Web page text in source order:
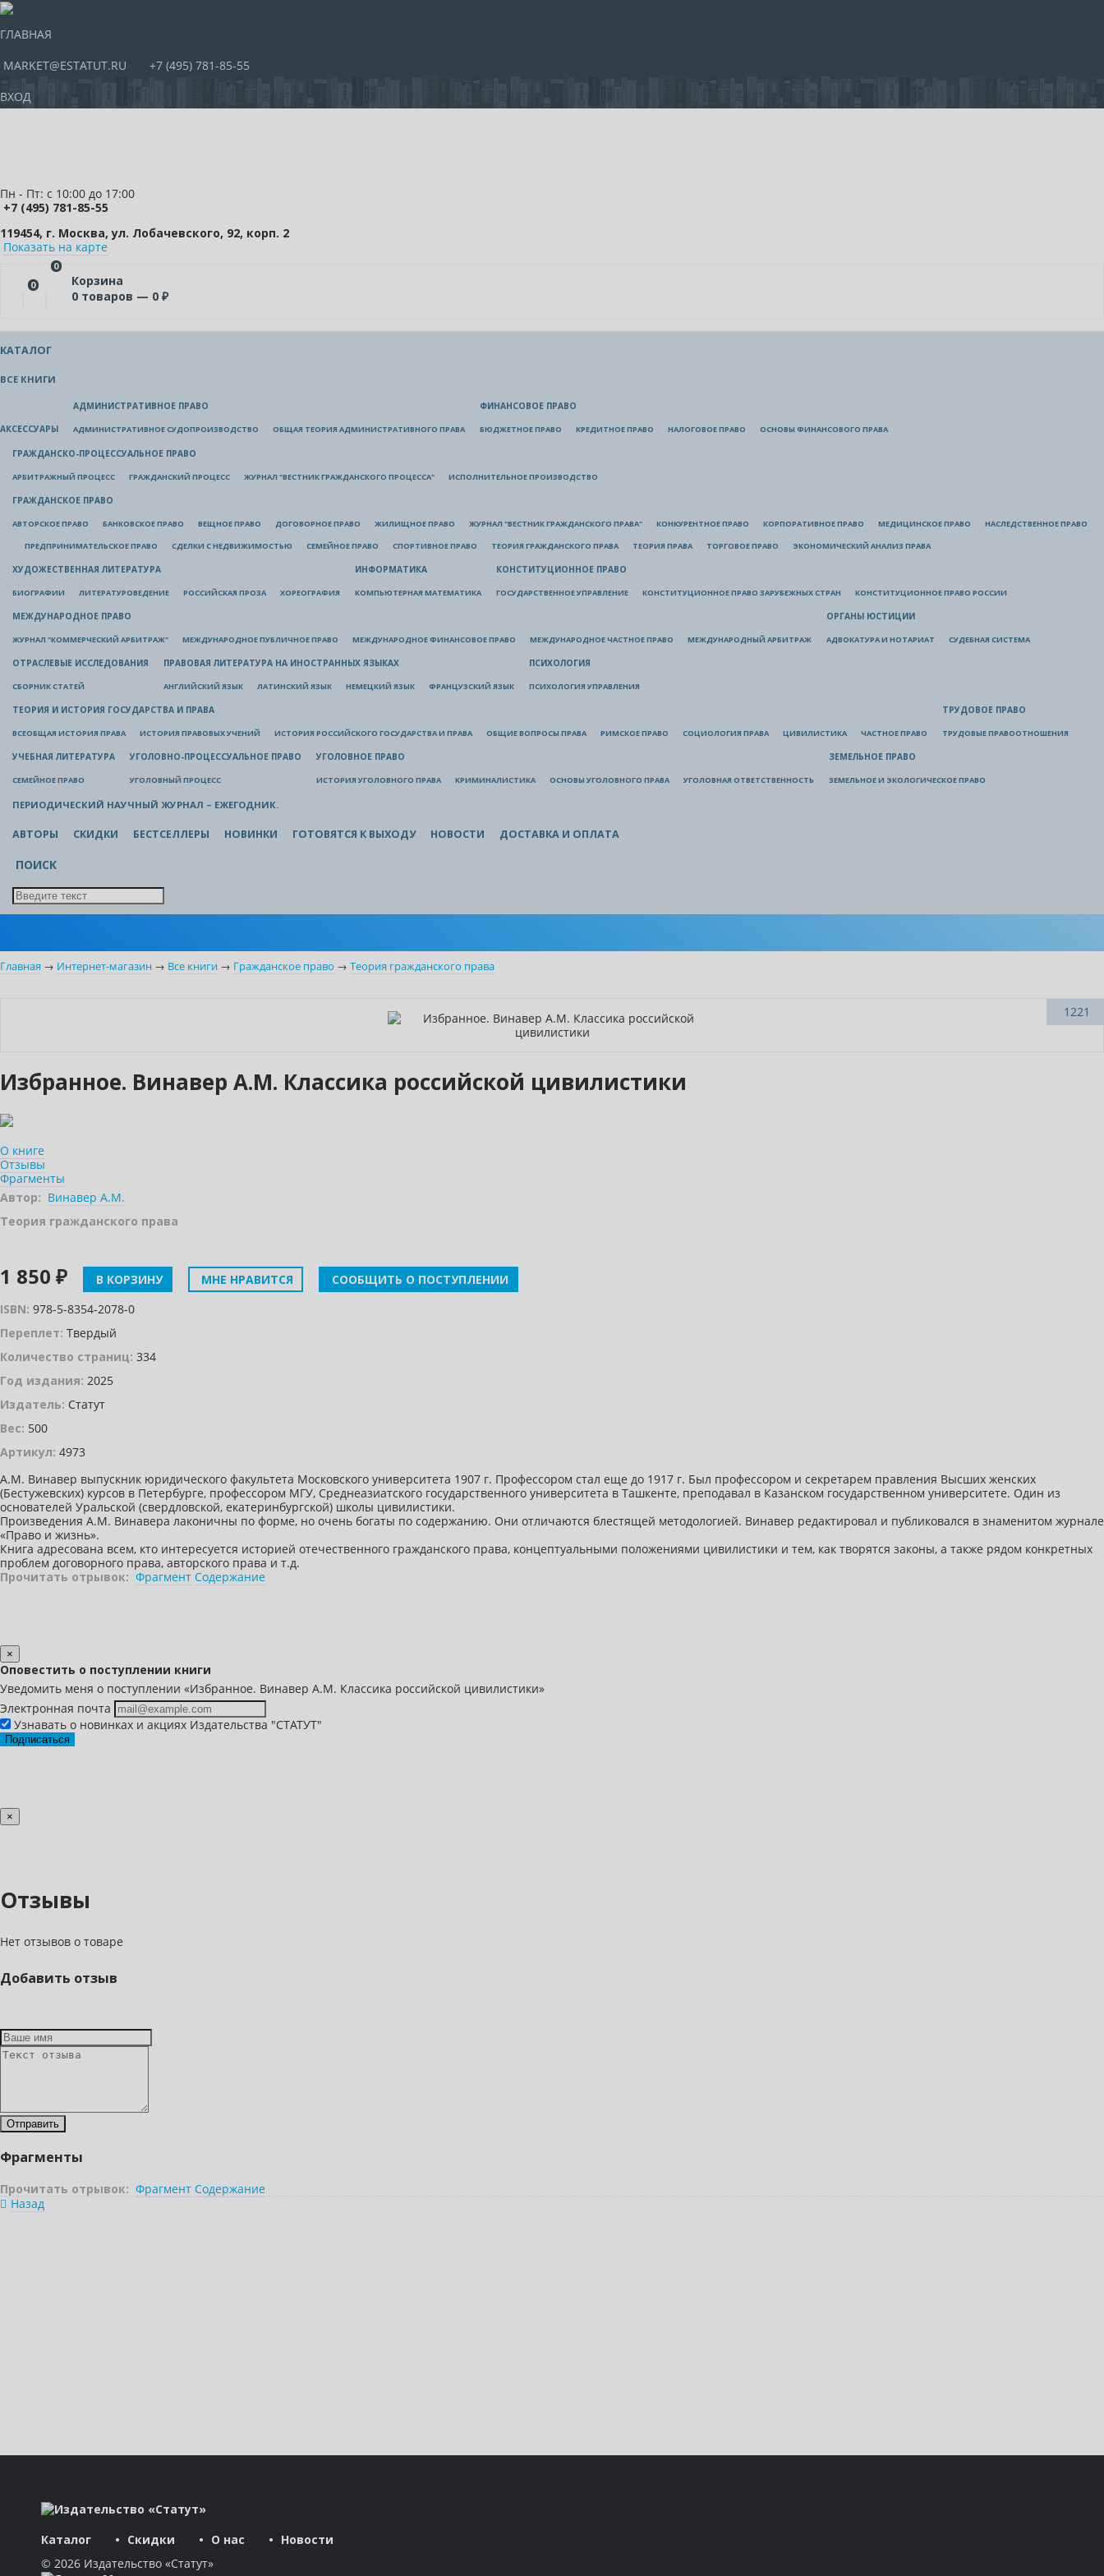
ГЛАВНАЯ
MARKET@ESTATUT.RU
+7 (495) 781-85-55
ВХОД
Пн - Пт: с 10:00 до 17:00
+7 (495) 781-85-55
119454, г. Москва, ул. Лобачевского, 92, корп. 2
Показать на карте
0
0
Корзина
0 товаров — 0 ₽
КАТАЛОГ
ВСЕ КНИГИ
АКСЕССУАРЫ
АДМИНИСТРАТИВНОЕ ПРАВО
АДМИНИСТРАТИВНОЕ СУДОПРОИЗВОДСТВО ОБЩАЯ ТЕОРИЯ АДМИНИСТРАТИВНОГО ПРАВА
ФИНАНСОВОЕ ПРАВО
БЮДЖЕТНОЕ ПРАВО КРЕДИТНОЕ ПРАВО НАЛОГОВОЕ ПРАВО ОСНОВЫ ФИНАНСОВОГО ПРАВА
ГРАЖДАНСКО-ПРОЦЕССУАЛЬНОЕ ПРАВО
АРБИТРАЖНЫЙ ПРОЦЕСС ГРАЖДАНСКИЙ ПРОЦЕСС ЖУРНАЛ "ВЕСТНИК ГРАЖДАНСКОГО ПРОЦЕССА" ИСПОЛНИТЕЛЬНОЕ ПРОИЗВОДСТВО
ГРАЖДАНСКОЕ ПРАВО
АВТОРСКОЕ ПРАВО БАНКОВСКОЕ ПРАВО ВЕЩНОЕ ПРАВО ДОГОВОРНОЕ ПРАВО ЖИЛИЩНОЕ ПРАВО ЖУРНАЛ "ВЕСТНИК ГРАЖДАНСКОГО ПРАВА" КОНКУРЕНТНОЕ ПРАВО КОРПОРАТИВНОЕ ПРАВО МЕДИЦИНСКОЕ ПРАВО НАСЛЕДСТВЕННОЕ ПРАВО
ПРЕДПРИНИМАТЕЛЬСКОЕ ПРАВО СДЕЛКИ С НЕДВИЖИМОСТЬЮ СЕМЕЙНОЕ ПРАВО СПОРТИВНОЕ ПРАВО ТЕОРИЯ ГРАЖДАНСКОГО ПРАВА ТЕОРИЯ ПРАВА ТОРГОВОЕ ПРАВО ЭКОНОМИЧЕСКИЙ АНАЛИЗ ПРАВА
ХУДОЖЕСТВЕННАЯ ЛИТЕРАТУРА
БИОГРАФИИ ЛИТЕРАТУРОВЕДЕНИЕ РОССИЙСКАЯ ПРОЗА ХОРЕОГРАФИЯ
ИНФОРМАТИКА
КОМПЬЮТЕРНАЯ МАТЕМАТИКА
КОНСТИТУЦИОННОЕ ПРАВО
ГОСУДАРСТВЕННОЕ УПРАВЛЕНИЕ КОНСТИТУЦИОННОЕ ПРАВО ЗАРУБЕЖНЫХ СТРАН КОНСТИТУЦИОННОЕ ПРАВО РОССИИ
МЕЖДУНАРОДНОЕ ПРАВО
ЖУРНАЛ "КОММЕРЧЕСКИЙ АРБИТРАЖ" МЕЖДУНАРОДНОЕ ПУБЛИЧНОЕ ПРАВО МЕЖДУНАРОДНОЕ ФИНАНСОВОЕ ПРАВО МЕЖДУНАРОДНОЕ ЧАСТНОЕ ПРАВО МЕЖДУНАРОДНЫЙ АРБИТРАЖ
ОРГАНЫ ЮСТИЦИИ
АДВОКАТУРА И НОТАРИАТ СУДЕБНАЯ СИСТЕМА
ОТРАСЛЕВЫЕ ИССЛЕДОВАНИЯ
СБОРНИК СТАТЕЙ
ПРАВОВАЯ ЛИТЕРАТУРА НА ИНОСТРАННЫХ ЯЗЫКАХ
АНГЛИЙСКИЙ ЯЗЫК ЛАТИНСКИЙ ЯЗЫК НЕМЕЦКИЙ ЯЗЫК ФРАНЦУЗСКИЙ ЯЗЫК
ПСИХОЛОГИЯ
ПСИХОЛОГИЯ УПРАВЛЕНИЯ
ТЕОРИЯ И ИСТОРИЯ ГОСУДАРСТВА И ПРАВА
ВСЕОБЩАЯ ИСТОРИЯ ПРАВА ИСТОРИЯ ПРАВОВЫХ УЧЕНИЙ ИСТОРИЯ РОССИЙСКОГО ГОСУДАРСТВА И ПРАВА ОБЩИЕ ВОПРОСЫ ПРАВА РИМСКОЕ ПРАВО СОЦИОЛОГИЯ ПРАВА ЦИВИЛИСТИКА ЧАСТНОЕ ПРАВО
ТРУДОВОЕ ПРАВО
ТРУДОВЫЕ ПРАВООТНОШЕНИЯ
УЧЕБНАЯ ЛИТЕРАТУРА
СЕМЕЙНОЕ ПРАВО
УГОЛОВНО-ПРОЦЕССУАЛЬНОЕ ПРАВО
УГОЛОВНЫЙ ПРОЦЕСС
УГОЛОВНОЕ ПРАВО
ИСТОРИЯ УГОЛОВНОГО ПРАВА КРИМИНАЛИСТИКА ОСНОВЫ УГОЛОВНОГО ПРАВА УГОЛОВНАЯ ОТВЕТСТВЕННОСТЬ
ЗЕМЕЛЬНОЕ ПРАВО
ЗЕМЕЛЬНОЕ И ЭКОЛОГИЧЕСКОЕ ПРАВО
ПЕРИОДИЧЕСКИЙ НАУЧНЫЙ ЖУРНАЛ – ЕЖЕГОДНИК.
АВТОРЫ СКИДКИ БЕСТСЕЛЛЕРЫ НОВИНКИ ГОТОВЯТСЯ К ВЫХОДУ НОВОСТИ ДОСТАВКА И ОПЛАТА
ПОИСК
Главная → Интернет-магазин → Все книги → Гражданское право → Теория гражданского права
1221
Избранное. Винавер А.М. Классика российской цивилистики
О книге
Отзывы
Фрагменты
Автор: Винавер А.М.
Теория гражданского права
1 850 ₽ В КОРЗИНУ МНЕ НРАВИТСЯ
СООБЩИТЬ О ПОСТУПЛЕНИИ
ISBN: 978-5-8354-2078-0
Переплет: Твердый
Количество страниц: 334
Год издания: 2025
Издатель: Статут
Вес: 500
Артикул: 4973
А.М. Винавер выпускник юридического факультета Московского университета 1907 г. Профессором стал еще до 1917 г. Был профессором и секретарем правления Высших женских
(Бестужевских) курсов в Петербурге, профессором МГУ, Среднеазиатского государственного университета в Ташкенте, преподавал в Казанском государственном университете. Один из
основателей Уральской (свердловской, екатеринбургской) школы цивилистики.
Произведения А.М. Винавера лаконичны по форме, но очень богаты по содержанию. Они отличаются блестящей методологией. Винавер редактировал и публиковался в знаменитом журнале
«Право и жизнь».
Книга адресована всем, кто интересуется историей отечественного гражданского права, концептуальными положениями цивилистики и тем, как творятся законы, а также рядом конкретных
проблем договорного права, авторского права и т.д.
Прочитать отрывок: Фрагмент Содержание
×
Оповестить о поступлении книги
Уведомить меня о поступлении «Избранное. Винавер А.М. Классика российской цивилистики»
Электронная почта
Узнавать о новинках и акциях Издательства "СТАТУТ"
Подписаться
×
Отзывы
Нет отзывов о товаре
Добавить отзыв
Фрагменты
Прочитать отрывок: Фрагмент Содержание
Назад
Каталог Скидки О нас
Новости
© 2026 Издательство «Статут»